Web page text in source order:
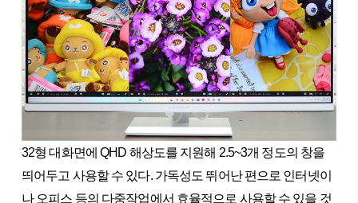
32형 대화면에 QHD 해상도를 지원해 2.5~3개 정도의 창을
띄어두고 사용할 수 있다. 가독성도 뛰어난 편으로 인터넷이
나 오피스 등의 다중작업에서 효율적으로 사용할 수 있을 것